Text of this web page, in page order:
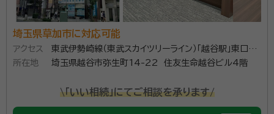
埼玉県草加市に対応可能
アクセス
東武伊勢崎線（東武スカイツリーライン）「越谷駅」東口よ
り徒歩2分
所在地 埼玉県越谷市弥生町14-22 住友生命越谷ビル4階
\「いい相続」にてご相談を承ります/